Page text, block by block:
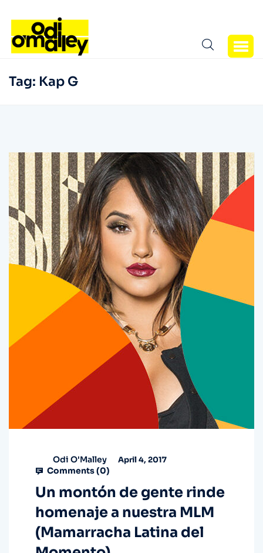
Tag: Kap G
Odi O'Malley April 4, 2017
Comments (0)
Un montón de gente rinde
homenaje a nuestra MLM
(Mamarracha Latina del